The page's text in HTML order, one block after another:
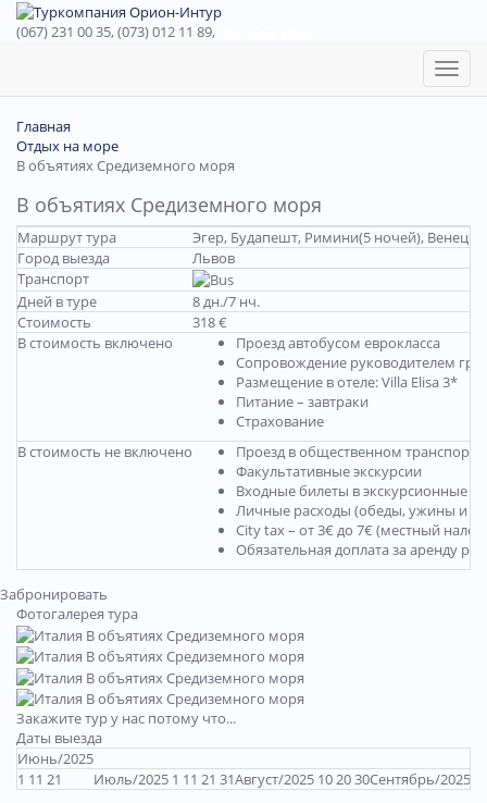
(067) 231 00 35, (073) 012 11 89,
Toggle
Главная
Отдых на море
В объятиях Средиземного моря
В объятиях Средиземного моря
Маршрут тура
Эгер, Будапешт, Римини(5 ночей),
Город выезда
Львов
Транспорт
Дней в туре
8 дн./7 нч.
Стоимость
318 €
В стоимость включено
Проезд автобусом еврокласса
Сопровождение руководителем
Размещение в отеле: Villa Elisa 3*
Питание – завтраки
Страхование
В стоимость не включено
Проезд в общественном транспорте
Факультативные экскурсии
Входные билеты в экскурсионные
Личные расходы (обеды, ужины и
City tax – от 3€ до 7€ (местный
Обязательная доплата за аренду
Забронировать
Фотогалерея тура
Закажите тур у нас потому что...
Даты выезда
Июнь/2025
1 11 21
Июль/2025 1 11 21 31Август/2025 10 20 30Сентябрь/2025 9